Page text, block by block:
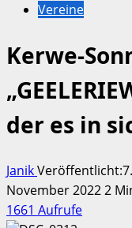
Vereine
Kerwe-
der es in
Janik
November 20222
1661 Aufrufe